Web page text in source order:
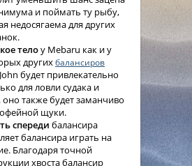
и поймать ту рыбу,
недосягаема для других
телоу Mebaru как и у
другихбалансиров
будет привлекательно
для ловли судака и
оно также будет заманчиво
щуки.
спереди балансира
балансира играть на
Благодаря точной
хвоста балансир